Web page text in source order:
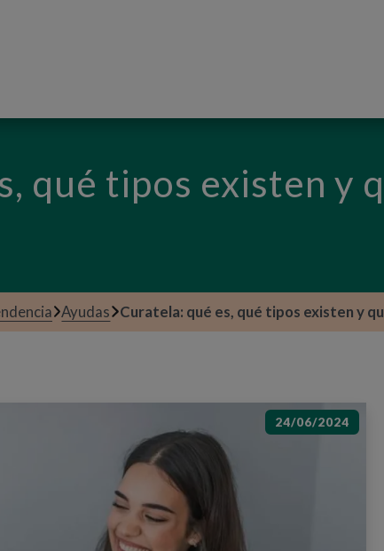
qué tipos existen y
Ayudas Curatela: qué es, qué tipos existen y
24/06/2024